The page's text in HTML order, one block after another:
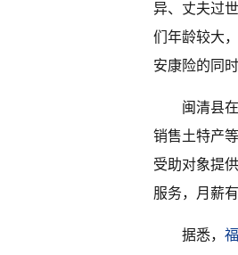
异、丈夫过
们年龄较大
安康险的同
闽清县
销售土特产
受助对象提
服务，月薪
据悉，